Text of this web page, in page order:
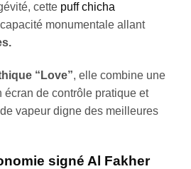
cette puff chicha
monumentale allant
“Love”, elle combine une
écran de contrôle pratique et
vapeur digne des meilleures
signé Al Fakher